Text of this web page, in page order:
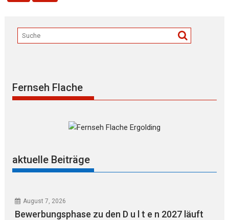
Fernseh Flache
aktuelle Beiträge
August 7, 2026
Bewerbungsphase zu den D u l t e n 2027 läuft